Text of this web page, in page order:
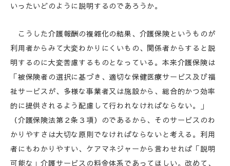
いったいどのように説明するのであろうか。
こうした介護報酬の複雑化の結果、介護保険というものが
利用者からみて大変わかりにくいもの、関係者からすると説
明するのに大変苦慮するものとなっている。本来介護保険は
「被保険者の選択に基づき、適切な保健医療サービス及び福
祉サービスが、多様な事業者又は施設から、総合的かつ効率
的に提供されるよう配慮して行われなければならない。」
（介護保険法第２条３項）のであるから、そのサービスのわ
かりやすさは大切な原則でなければならないと考える。利用
者にもわかりやすい、ケアマネジャーから言わせれば「説明
可能な」介護サービスの料金体系であってほしい。改めて、